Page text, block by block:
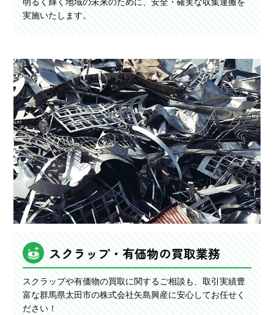
実施いたします。
スクラップ・有価物の買取業務
スクラップや有価物の買取に関するご相談も、取引実績豊
富な群馬県太田市の株式会社矢島興産に安心してお任せく
ださい！